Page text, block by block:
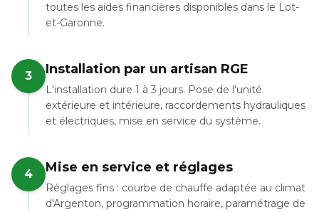
toutes les aides financières disponibles dans le Lot-
et-Garonne.
3 Installation par un artisan RGE
L'installation dure 1 à 3 jours. Pose de l'unité
extérieure et intérieure, raccordements hydrauliques
et électriques, mise en service du système.
4 Mise en service et réglages
Réglages fins : courbe de chauffe adaptée au climat
d'Argenton, programmation horaire, paramétrage de